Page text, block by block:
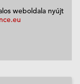
weboldala nyújt